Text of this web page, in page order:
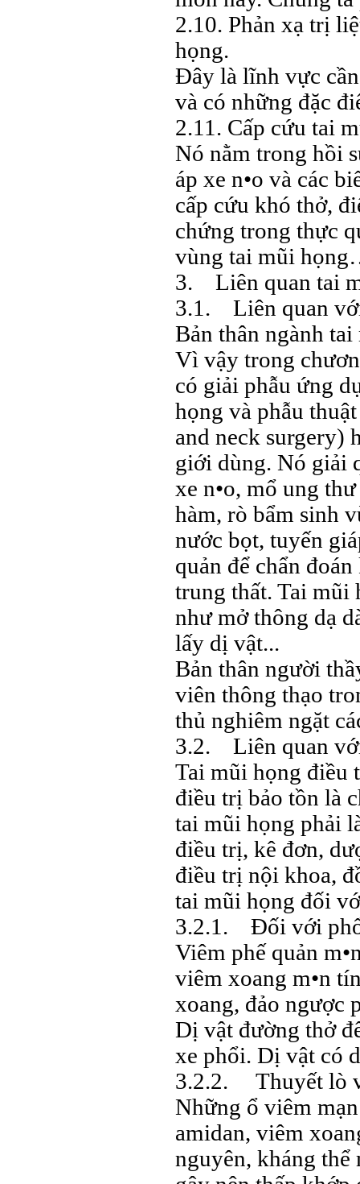
2.10. Phản xạ trị
họng.
Đây là lĩnh vực
và có những đặc
2.11. Cấp cứu tai
Nó nằm trong hồi
áp xe n•o và các
cấp cứu khó thở,
chứng trong thực
vùng tai mũi
3. Liên quan tai
3.1. Liên quan
Bản thân ngành
Vì vậy trong
có giải phẫu ứng
họng và phẫu
and neck surgery)
giới dùng. Nó giải
xe n•o, mổ ung
hàm, rò bẩm sinh
nước bọt, tuyến
quản để chẩn
trung thất. Tai mũi
như mở thông dạ
lấy dị vật...
Bản thân người
viên thông thạo
thủ nghiêm ngặt
3.2. Liên quan
Tai mũi họng điều
điều trị bảo tồn là
tai mũi họng phải
điều trị, kê đơn,
điều trị nội khoa,
tai mũi họng đối
3.2.1. Đối với
Viêm phế quản
viêm xoang m•n
xoang, đảo ngược
Dị vật đường thở
xe phổi. Dị vật có
3.2.2. Thuyết lò
Những ổ viêm
amidan, viêm
nguyên, kháng